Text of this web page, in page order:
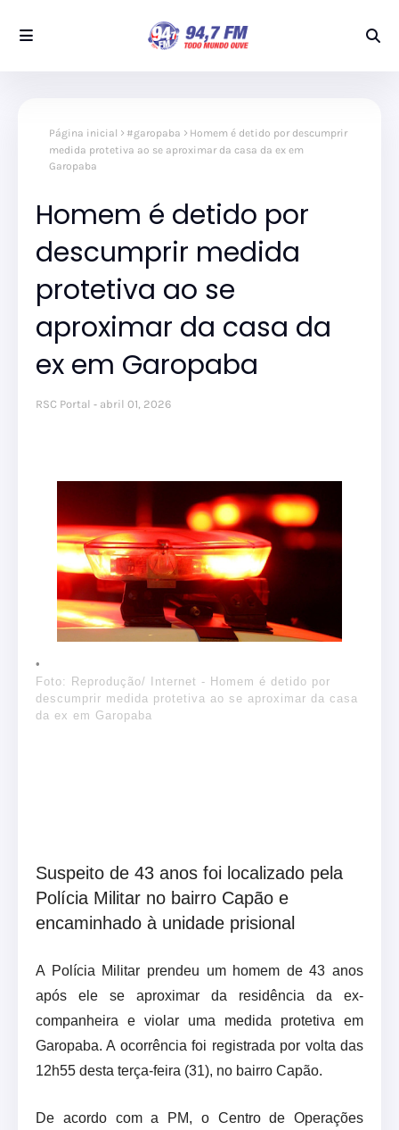
Página inicial #garopaba
Homem é detido por descumprir
medida protetiva ao se aproximar da casa da ex em
Garopaba
Homem é detido por
descumprir medida
protetiva ao se
aproximar da casa da
ex em Garopaba
RSC Portal abril 01, 2026
Foto: Reprodução/ Internet - Homem é detido por
descumprir medida protetiva ao se aproximar da casa
da ex em Garopaba
Suspeito de 43 anos foi localizado pela
Polícia Militar no bairro Capão e
encaminhado à unidade prisional
A Polícia Militar prendeu um homem de 43 anos
após ele se aproximar da residência da ex-
companheira e violar uma medida protetiva em
Garopaba. A ocorrência foi registrada por volta das
12h55 desta terça-feira (31), no bairro Capão.
De acordo com a PM, o Centro de Operações